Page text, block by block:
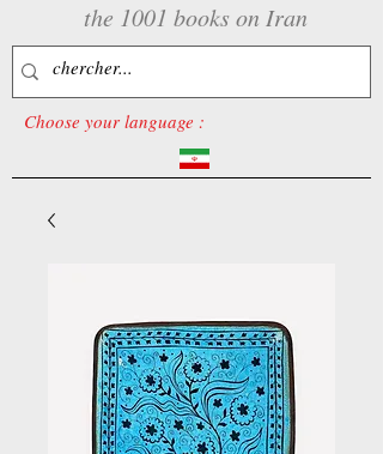
the 1001 books on Iran
Choose your language :